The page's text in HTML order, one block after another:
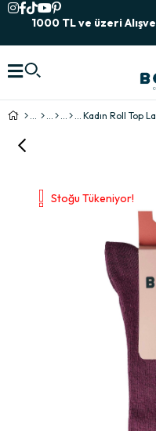
1000 TL ve üzeri
Kadın Roll Top
Stoğu Tükeniyor!